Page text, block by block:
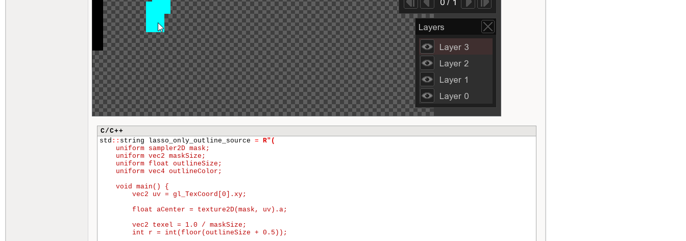
C/C++
std :: string lasso_only_outline_source = R"(
    uniform sampler2D mask;
    uniform vec2 maskSize;
    uniform float outlineSize;
    uniform vec4 outlineColor;
    void main() {
        vec2 uv = gl_TexCoord[0].xy;
        float aCenter = texture2D(mask, uv).a;
        vec2 texel = 1.0 / maskSize;
        int r = int(floor(outlineSize + 0.5));